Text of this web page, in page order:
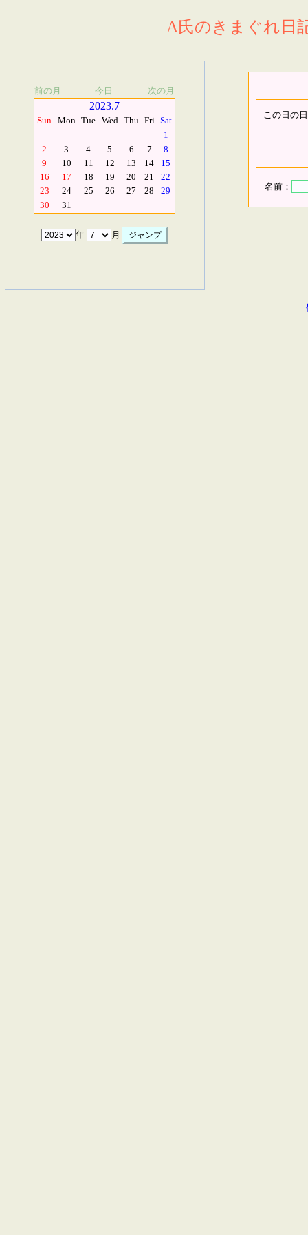
A氏のきまぐれ日
前の月 今日 次の月
2023.7
Sun Mon Tue Wed Thu Fri Sat
1
2
3 4 5 6 7
8
9
10 11 12 13 14
15
16
17 18 19 20 21
22
23
24 25 26 27 28
29
30
31
年 月
この日の
名前：